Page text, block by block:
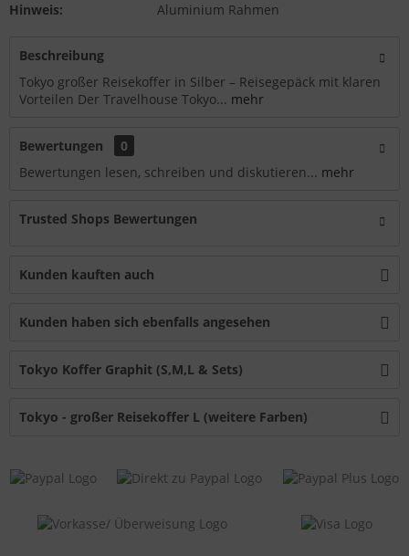
Hinweis:
Aluminium Rahmen
Beschreibung
Tokyo großer Reisekoffer in Silber – Reisegepäck mit klaren
Vorteilen Der Travelhouse Tokyo... mehr
Bewertungen
0
Bewertungen lesen, schreiben und diskutieren... mehr
Trusted Shops Bewertungen
Kunden kauften auch
Kunden haben sich ebenfalls angesehen
Tokyo Koffer Graphit (S,M,L & Sets)
Tokyo - großer Reisekoffer L (weitere Farben)